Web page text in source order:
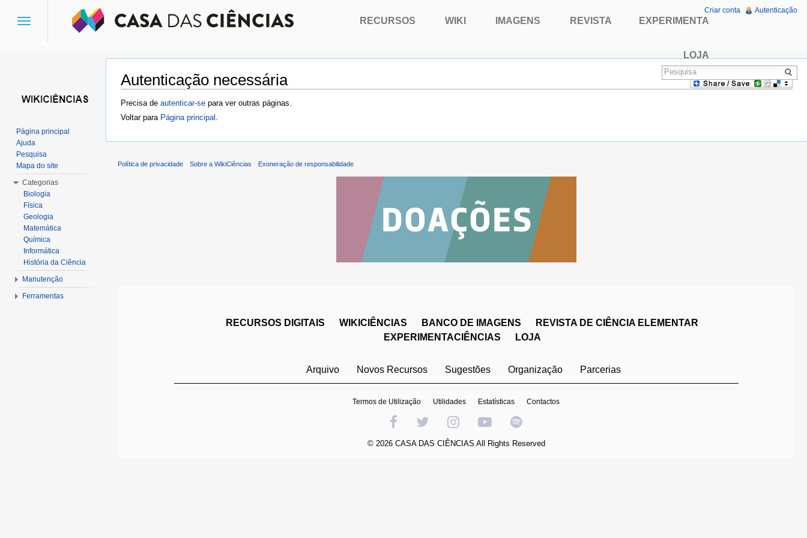
Autenticação necessária
Ir para:navegação,pesquisa
Precisa de autenticar-se para ver outras páginas.
Voltar para Página principal
Toggle
RECURSOS WIKI IMAGENS REVISTA EXPERIMENTA
LOJA
Criar conta Autenticação
Página principal
Ajuda
Pesquisa
Mapa do site
Categorias
Biologia
Física
Geologia
Matemática
Química
Informática
História da Ciência
Manutenção
Ferramentas
Política de privacidade Sobre a WikiCiências Exoneração de responsabilidade
RECURSOS DIGITAIS WIKICIÊNCIAS BANCO DE IMAGENS
REVISTA DE CIÊNCIA ELEMENTAR
EXPERIMENTACIÊNCIAS
LOJA
Arquivo Novos Recursos Sugestões Organização Parcerias
Termos de Utilização Utilidades Estatísticas Contactos
© 2026 CASA DAS CIÊNCIAS All Rights Reserved